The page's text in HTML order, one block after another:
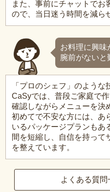
また、事前にチャットでお
ので、当日迷う時間を減ら
お料理に興味
腕前がないと
「プロのシェフ」のような
CaSyでは、普段ご家庭で
確認しながらメニューを決
初めてで不安な方には、あ
いるパッケージプランもあ
間を短縮し、自信を持って
を整えています。
よくある質問